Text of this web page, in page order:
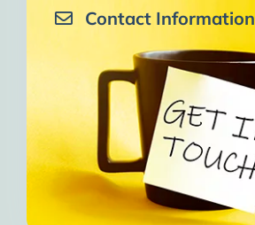
Contact Information